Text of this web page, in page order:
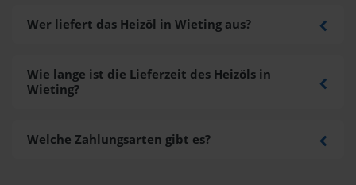
Wer liefert das Heizöl in Wieting aus?
Wie lange ist die Lieferzeit des Heizöls in
Wieting?
Welche Zahlungsarten gibt es?